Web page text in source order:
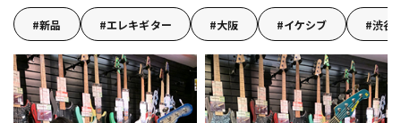
管楽器 その他楽器
アンプ エフェクター
新品 エレキギター 大阪 イケシブ 渋谷